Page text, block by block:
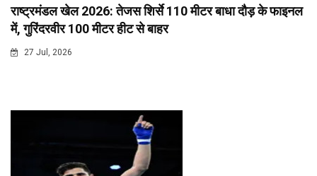
राष्ट्रमंडल खेल 2026: तेजस शिर्से 110 मीटर बाधा दौड़ के फाइनल
में, गुरिंदरवीर 100 मीटर हीट से बाहर
27 Jul, 2026